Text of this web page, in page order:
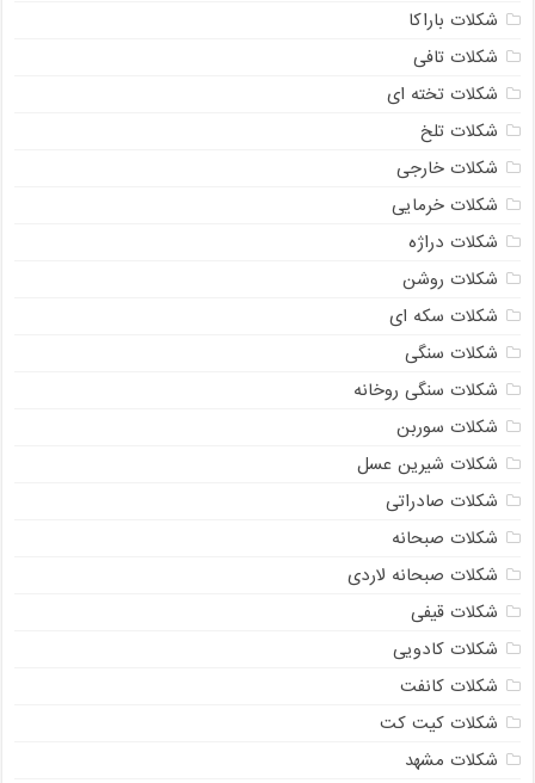
شکلات باراکا
شکلات تافی
شکلات تخته ای
شکلات تلخ
شکلات خارجی
شکلات خرمایی
شکلات دراژه
شکلات روشن
شکلات سکه ای
شکلات سنگی
شکلات سنگی روخانه
شکلات سوربن
شکلات شیرین عسل
شکلات صادراتی
شکلات صبحانه
شکلات صبحانه لاردی
شکلات قیفی
شکلات کادویی
شکلات کانفت
شکلات کیت کت
شکلات مشهد